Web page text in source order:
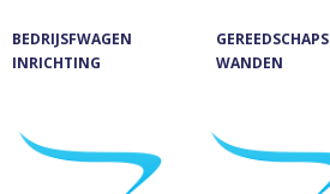
BEDRIJSFWAGEN
INRICHTING
GEREEDSCHAPS
WANDEN